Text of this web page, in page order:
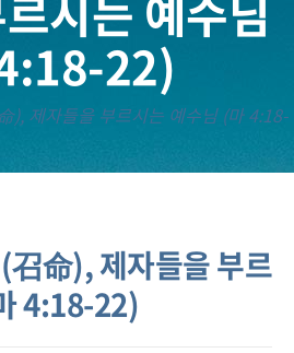
22)
), 제자들을 부르시는 예수님 (마 4:18-
召命), 제자들을 부르
4:18-22)